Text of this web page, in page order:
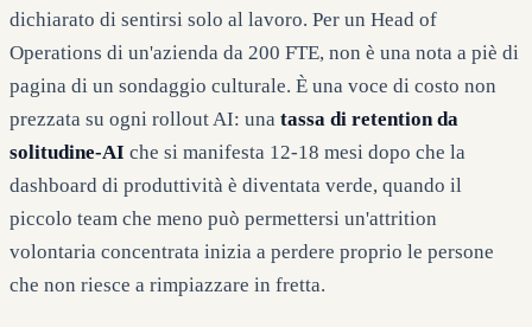
dichiarato di sentirsi solo al lavoro. Per un Head of
Operations di un'azienda da 200 FTE, non è una nota a piè di
pagina di un sondaggio culturale. È una voce di costo non
prezzata su ogni rollout AI: una tassa di retention da
solitudine-AI che si manifesta 12-18 mesi dopo che la
dashboard di produttività è diventata verde, quando il
piccolo team che meno può permettersi un'attrition
volontaria concentrata inizia a perdere proprio le persone
che non riesce a rimpiazzare in fretta.